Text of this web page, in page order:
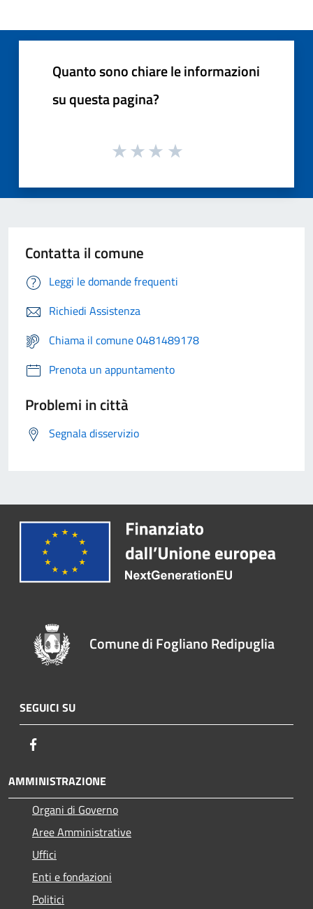
Quanto sono chiare le informazioni
su questa pagina?
Contatta il comune
Leggi le domande frequenti
Richiedi Assistenza
Chiama il comune 0481489178
Prenota un appuntamento
Problemi in città
Segnala disservizio
Comune di Fogliano Redipuglia
SEGUICI SU
AMMINISTRAZIONE
Organi di Governo
Aree Amministrative
Uffici
Enti e fondazioni
Politici